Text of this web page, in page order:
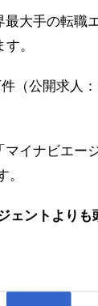
最大手の転職
。
（公開求人
イナビエー
ェントよりも